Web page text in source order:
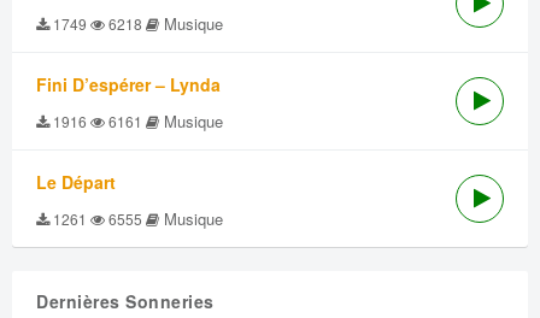
1749 6218 Musique
Fini D’espérer – Lynda
1916 6161 Musique
Le Départ
1261 6555 Musique
Dernières Sonneries